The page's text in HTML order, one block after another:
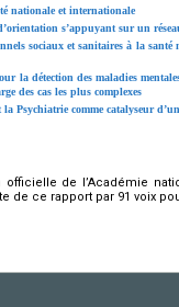
nationale et internationale
s’appuyant sur un
sociaux et sanitaires à la santé
la détection des maladies
des cas les plus complexes
Psychiatrie comme catalyseur
de l’Académie
de ce rapport par 91 voix